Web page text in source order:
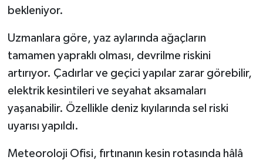
bekleniyor.
Uzmanlara göre, yaz aylarında ağaçların
tamamen yapraklı olması, devrilme riskini
artırıyor. Çadırlar ve geçici yapılar zarar görebilir,
elektrik kesintileri ve seyahat aksamaları
yaşanabilir. Özellikle deniz kıyılarında sel riski
uyarısı yapıldı.
Meteoroloji Ofisi, fırtınanın kesin rotasında hâlâ